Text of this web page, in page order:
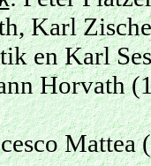
Karl
en Karl
Horvath
Mattea